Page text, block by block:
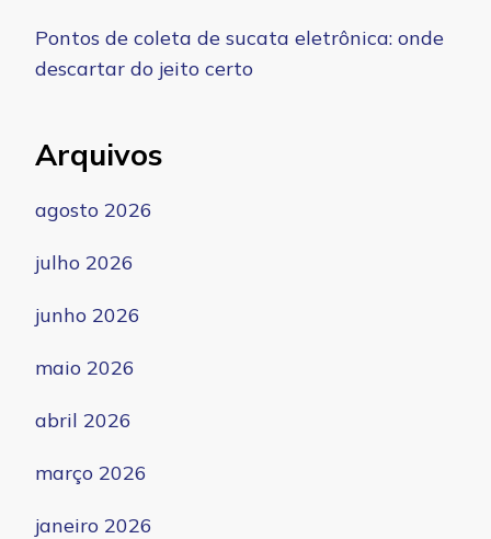
Pontos de coleta de sucata eletrônica: onde
descartar do jeito certo
Arquivos
agosto 2026
julho 2026
junho 2026
maio 2026
abril 2026
março 2026
janeiro 2026